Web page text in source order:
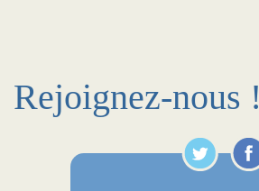
Rejoignez-nous !